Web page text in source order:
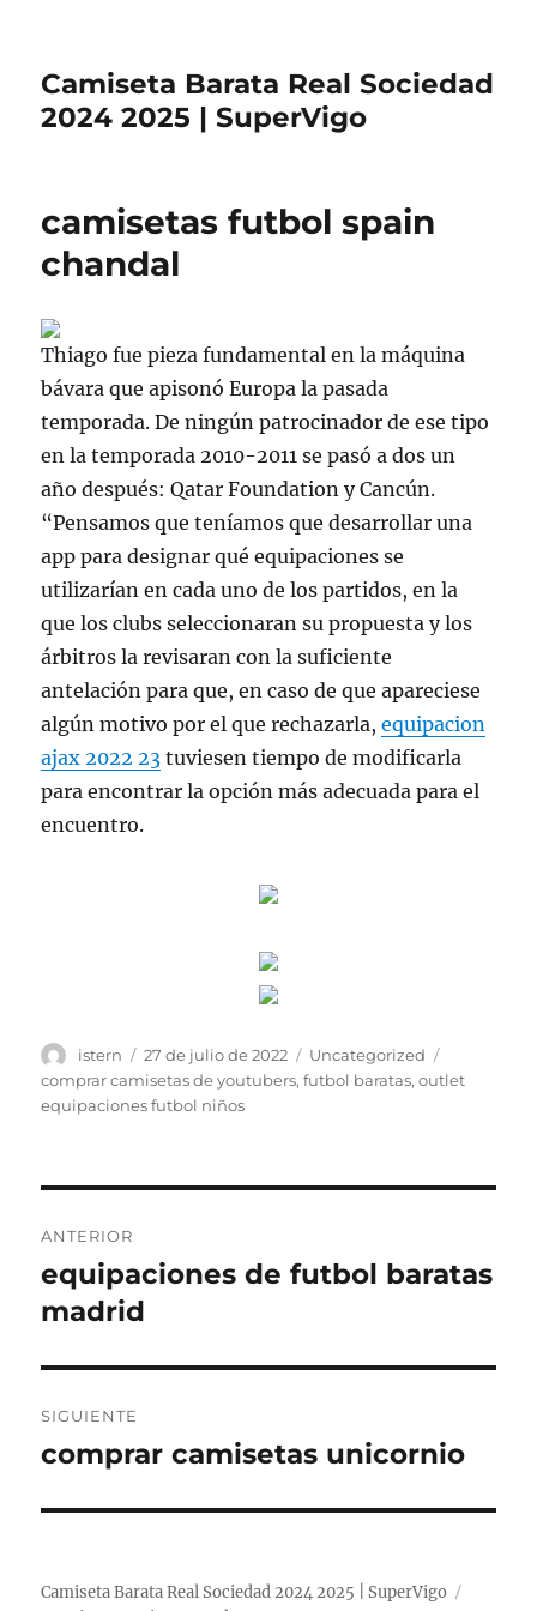
Camiseta Barata Real Sociedad
2024 2025 | SuperVigo
camisetas futbol spain
chandal
Thiago fue pieza fundamental en la máquina
bávara que apisonó Europa la pasada
temporada. De ningún patrocinador de ese tipo
en la temporada 2010-2011 se pasó a dos un
año después: Qatar Foundation y Cancún.
“Pensamos que teníamos que desarrollar una
app para designar qué equipaciones se
utilizarían en cada uno de los partidos, en la
que los clubs seleccionaran su propuesta y los
árbitros la revisaran con la suficiente
antelación para que, en caso de que apareciese
algún motivo por el que rechazarla,equipacion
ajax 2022 23 tuviesen tiempo de modificarla
para encontrar la opción más adecuada para el
encuentro.
Autor
istern
Publicado
el
27 de julio de 2022 Categorías
Uncategorized
comprar camisetas de youtubers,futbol baratas,outlet
equipaciones futbol niños
de
entradas
ANTERIOR
Entrada
anterior:
equipaciones de futbol baratas
madrid
SIGUIENTE
Entrada
comprar camisetas unicornio
Camiseta Barata Real Sociedad 2024 2025 | SuperVigo